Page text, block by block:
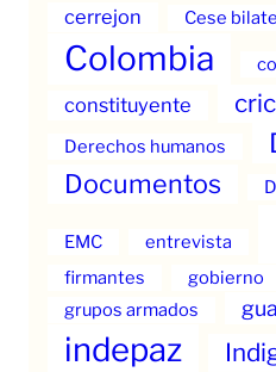
cerrejon Cese
Colombia
constituyente cric
Derechos humanos
Documentos
EMC entrevista
firmantes gobierno
grupos armados
indepaz